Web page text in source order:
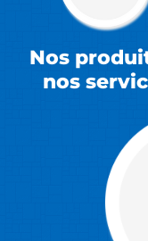
Nos
nos